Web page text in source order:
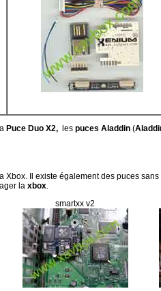
Puce Duo X2, les puces Aladdin (
Xbox. Il existe également des puces
la xbox
smartxx v2